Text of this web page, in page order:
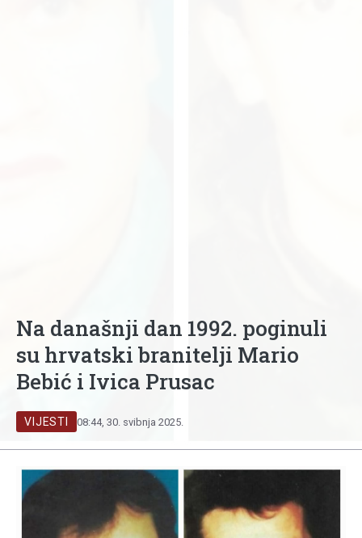
Na današnji dan 1992. poginuli
su hrvatski branitelji Mario
Bebić i Ivica Prusac
VIJESTI 08:44, 30. svibnja 2025.